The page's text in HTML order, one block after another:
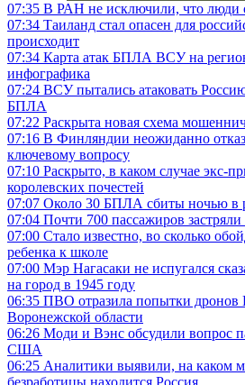
07:35 В РАН не исключили, что люди
07:34 Таиланд стал опасен для
происходит
07:34 Карта атак БПЛА ВСУ на
инфографика
07:24 ВСУ пытались атаковать
БПЛА
07:22 Раскрыта новая схема
07:16 В Финляндии неожиданно
ключевому вопросу
07:10 Раскрыто, в каком случае экс-
королевских почестей
07:07 Около 30 БПЛА сбиты ночью в
07:04 Почти 700 пассажиров застряли
07:00 Стало известно, во сколько
ребенка к школе
07:00 Мэр Нагасаки не испугался
на город в 1945 году
06:35 ПВО отразила попытки дронов
Воронежской области
06:26 Моди и Вэнс обсудили вопрос
США
06:25 Аналитики выявили, на каком